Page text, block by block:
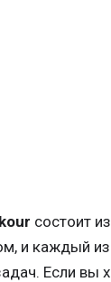
состоит
и каждый
Если вы